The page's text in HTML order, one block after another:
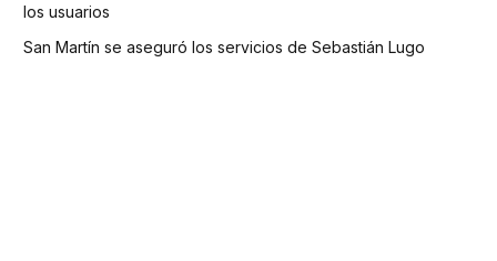
los usuarios
San Martín se aseguró los servicios de Sebastián Lugo